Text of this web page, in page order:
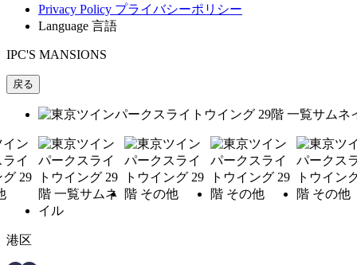
Privacy Policy プライバシーポリシー
Language 言語
IPC'S MANSIONS
戻る
港区